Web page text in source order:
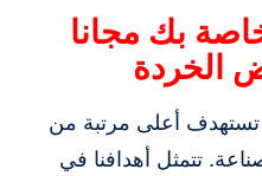
بك مجانا
الخردة
تستهدف أعلى مرتبة من
تتمثل أهدافنا في